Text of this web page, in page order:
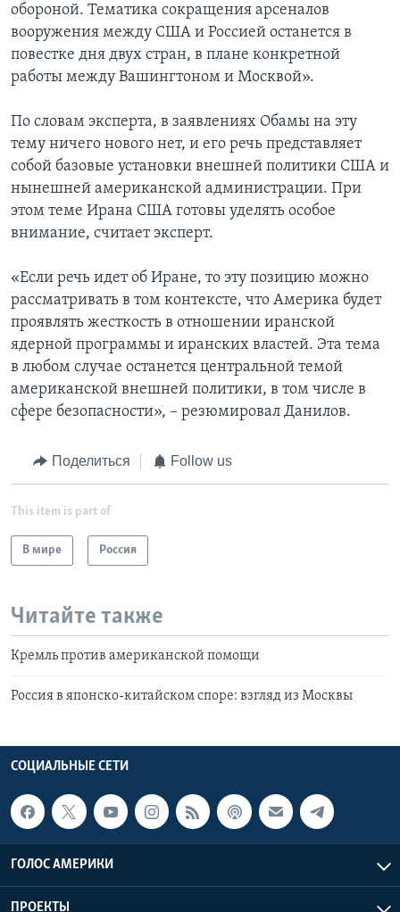
обороной. Тематика сокращения арсеналов
вооружения между США и Россией останется в
повестке дня двух стран, в плане конкретной
работы между Вашингтоном и Москвой».
По словам эксперта, в заявлениях Обамы на эту
тему ничего нового нет, и его речь представляет
собой базовые установки внешней политики США и
нынешней американской администрации. При
этом теме Ирана США готовы уделять особое
внимание, считает эксперт.
«Если речь идет об Иране, то эту позицию можно
рассматривать в том контексте, что Америка будет
проявлять жесткость в отношении иранской
ядерной программы и иранских властей. Эта тема
в любом случае останется центральной темой
американской внешней политики, в том числе в
сфере безопасности», – резюмировал Данилов.
Поделиться Follow us
This item is part of
В мире Россия
Читайте также
Кремль против американской помощи
Россия в японско-китайском споре: взгляд из Москвы
СОЦИАЛЬНЫЕ СЕТИ
ГОЛОС АМЕРИКИ
ПРОЕКТЫ